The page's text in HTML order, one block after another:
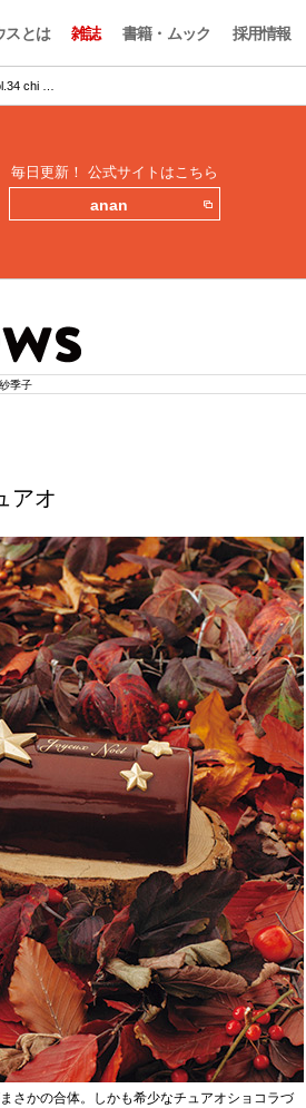
スとは 雑誌 書籍・ムック 採用情報
chi …
毎日更新！ 公式サイトはこちら
anan
季子
アオ
さかの合体。しかも希少なチュアオショコラづ